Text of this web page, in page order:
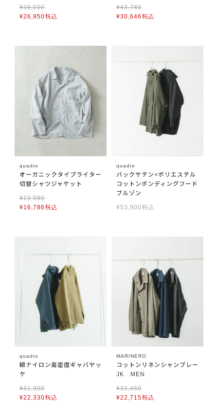
¥38,500
¥26,950税込
¥43,780
¥30,646税込
quadro
オーガニックタイプライター
切替シャツジャケット
¥23,980
¥16,786税込
quadro
バックサテン×ポリエステル
コットンボンディングフード
ブルゾン
¥53,900 税込
quadro
綿ナイロン高密度ギャバヤッ
ケ
¥31,900
¥22,330税込
MARINERO
コットンリネンシャンブレー
JK MEN
¥32,450
¥22,715税込